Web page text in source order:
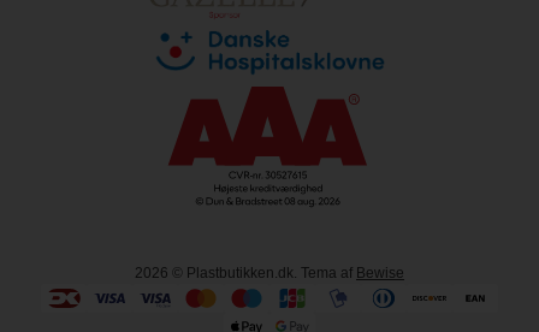
2026 © Plastbutikken.dk. Tema af Bewise